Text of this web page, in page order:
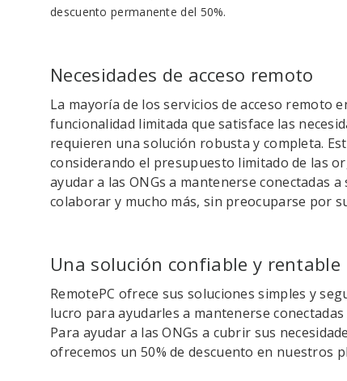
descuento permanente del 50%.
Necesidades de acceso remoto
La mayoría de los servicios de acceso remoto
funcionalidad limitada que satisface las
requieren una solución robusta y completa.
considerando el presupuesto limitado de las
ayudar a las ONGs a mantenerse conectadas
colaborar y mucho más, sin preocuparse por
Una solución confiable y rentable
RemotePC ofrece sus soluciones simples y
lucro para ayudarles a mantenerse
Para ayudar a las ONGs a cubrir sus
ofrecemos un 50% de descuento en nuestros